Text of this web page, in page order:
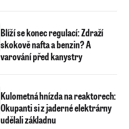
Blíží se konec regulací: Zdraží
skokově nafta a benzin? A
varování před kanystry
Kulometná hnízda na reaktorech:
Okupanti si z jaderné elektrárny
udělali základnu